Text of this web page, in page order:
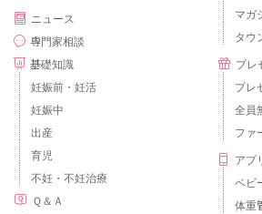
ニュース
専門家相談
基礎知識
妊娠前・妊活
妊娠中
出産
育児
不妊・不妊治療
Ｑ＆Ａ
マガ
タウ
プレ
プレ
全員
ファ
アプ
ベビ
体重